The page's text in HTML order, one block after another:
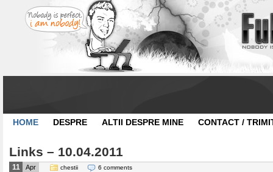
HOME DESPRE ALTII DESPRE MINE CONTACT /
Links – 10.04.2011
11 Apr chestii 6 comments